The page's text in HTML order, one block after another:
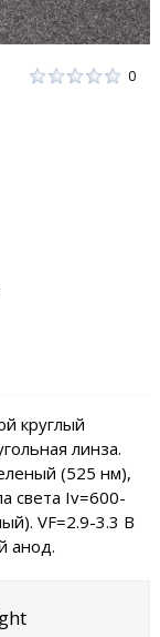
0
| синий 470 nm
круглый
линза.
(525 нм),
света Iv=600-
VF=2.9-3.3 В
анод.